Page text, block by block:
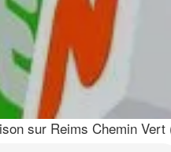
sur Reims Chemin Vert